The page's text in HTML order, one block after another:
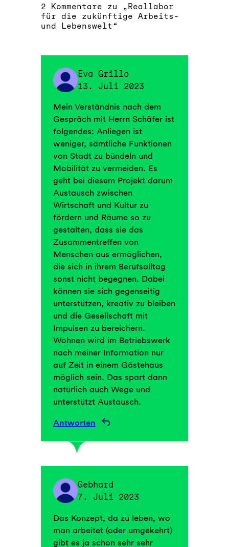
2 Kommentare zu „Reallabor
für die zukünftige Arbeits-
und Lebenswelt“
Eva Grillo
13. Juli 2023
Mein Verständnis nach dem
Gespräch mit Herrn Schäfer ist
folgendes: Anliegen ist
weniger, sämtliche Funktionen
von Stadt zu bündeln und
Mobilität zu vermeiden. Es
geht bei diesem Projekt darum
Austausch zwischen
Wirtschaft und Kultur zu
fördern und Räume so zu
gestalten, dass sie das
Zusammentreffen von
Menschen aus ermöglichen,
die sich in ihrem Berufsalltag
sonst nicht begegnen. Dabei
können sie sich gegenseitig
unterstützen, kreativ zu bleiben
und die Gesellschaft mit
Impulsen zu bereichern.
Wohnen wird im Betriebswerk
nach meiner Information nur
auf Zeit in einem Gästehaus
möglich sein. Das spart dann
natürlich auch Wege und
unterstützt Austausch.
Antworten
Gebhard
7. Juli 2023
Das Konzept, da zu leben, wo
man arbeitet (oder umgekehrt)
gibt es ja schon sehr sehr